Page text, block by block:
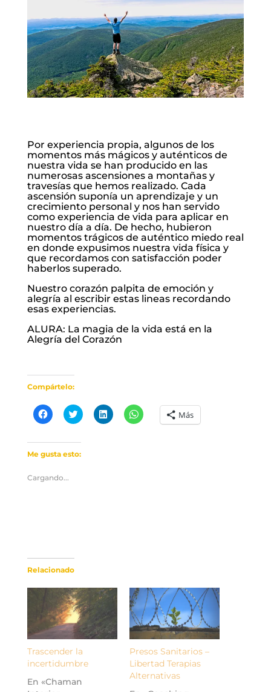
Por experiencia propia, algunos de los
momentos más mágicos y auténticos de
nuestra vida se han producido en las
numerosas ascensiones a montañas y
travesías que hemos realizado. Cada
ascensión suponía un aprendizaje y un
crecimiento personal y nos han servido
como experiencia de vida para aplicar en
nuestro día a día. De hecho, hubieron
momentos trágicos de auténtico miedo real
en donde expusimos nuestra vida física y
que recordamos con satisfacción poder
haberlos superado.
Nuestro corazón palpita de emoción y
alegría al escribir estas lineas recordando
esas experiencias.
ALURA: La magia de la vida está en la
Alegría del Corazón
Compártelo:
Haz
clic
en
Facebook
(Se
en
una
Haz
clic
en
Twitter
(Se
Haz
clic
Haz
clic Más
Me gusta esto:
Cargando...
Relacionado
Trascender la
incertidumbre
En «Chaman
Presos Sanitarios –
Libertad Terapias
Alternativas